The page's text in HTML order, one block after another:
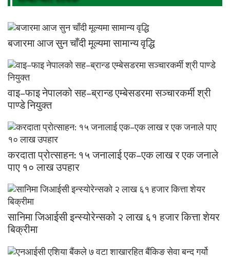
बजारमा आज सुन चाँदी मूल्यमा सामान्य वृद्धि
वाइ–फाइ नेपालको सह–ब्रान्ड एम्बेसडरमा सञ्चारकर्मी श्री
पाण्डे नियुक्त
करदाता प्रोत्साहन: १५ जनालाई एक–एक लाख र एक जनाले
पाए १० लाख उपहार
सानिमा जिआईसी इन्स्योरेन्सको २ लाख ६१ हजार कित्ता शेयर
बिक्रीमा